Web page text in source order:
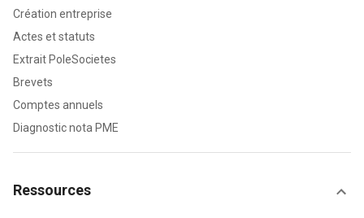
Création entreprise
Actes et statuts
Extrait PoleSocietes
Brevets
Comptes annuels
Diagnostic nota PME
Ressources